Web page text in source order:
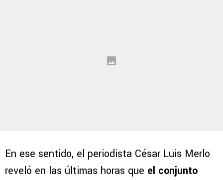
En ese sentido, el periodista César Luis Merlo
reveló en las últimas horas que el conjunto